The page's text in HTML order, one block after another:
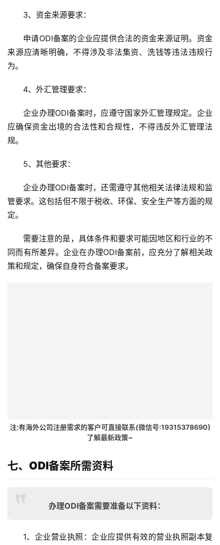
外
公
银
行
开
球
支
付
全
态
伙
3、资金来源要求：
申请ODI备案的企业应提供合法的资金来源证明。资金
来源应清晰明确，不得涉及非法集资、洗钱等违法违规行
为。
4、外汇管理要求：
企业办理ODI备案时，应遵守国家外汇管理规定。企业
应确保资金出境的合法性和合规性，不得违反外汇管理法
规。
5、其他要求：
企业办理ODI备案时，还需遵守其他相关法律法规和监
管要求。这包括但不限于税收、环保、安全生产等方面的规
定。
需要注意的是，具体条件和要求可能因地区和行业的不
同而有所差异。企业在办理ODI备案前，应充分了解相关政
策和规定，确保自身符合备案要求。
注:有海外公司注册需求的客户可直接联系(微信号:19315378690)
了解最新政策~
七、ODI备案所需资料
办理ODI备案需要准备以下资料：
1、企业营业执照 ：企业应提供有效的营业执照副本复